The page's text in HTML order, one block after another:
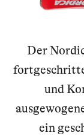
Der
und
ein